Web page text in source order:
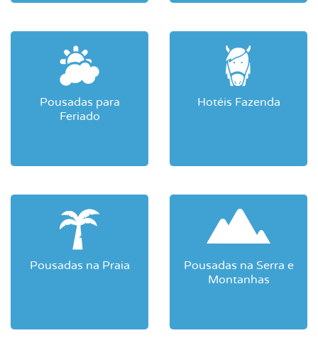
Pousadas para
Feriado
Hotéis Fazenda
Pousadas na Praia
Pousadas na Serra e
Montanhas